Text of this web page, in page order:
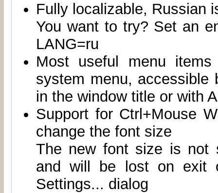
Fully localizable, Russian
You want to try? Set an
LANG=ru
Most useful menu
system menu, accessible
in the window title or with
Support for Ctrl+Mouse
change the font size
The new font size is not
and will be lost on exit
Settings... dialog